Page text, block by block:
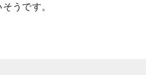
うです。